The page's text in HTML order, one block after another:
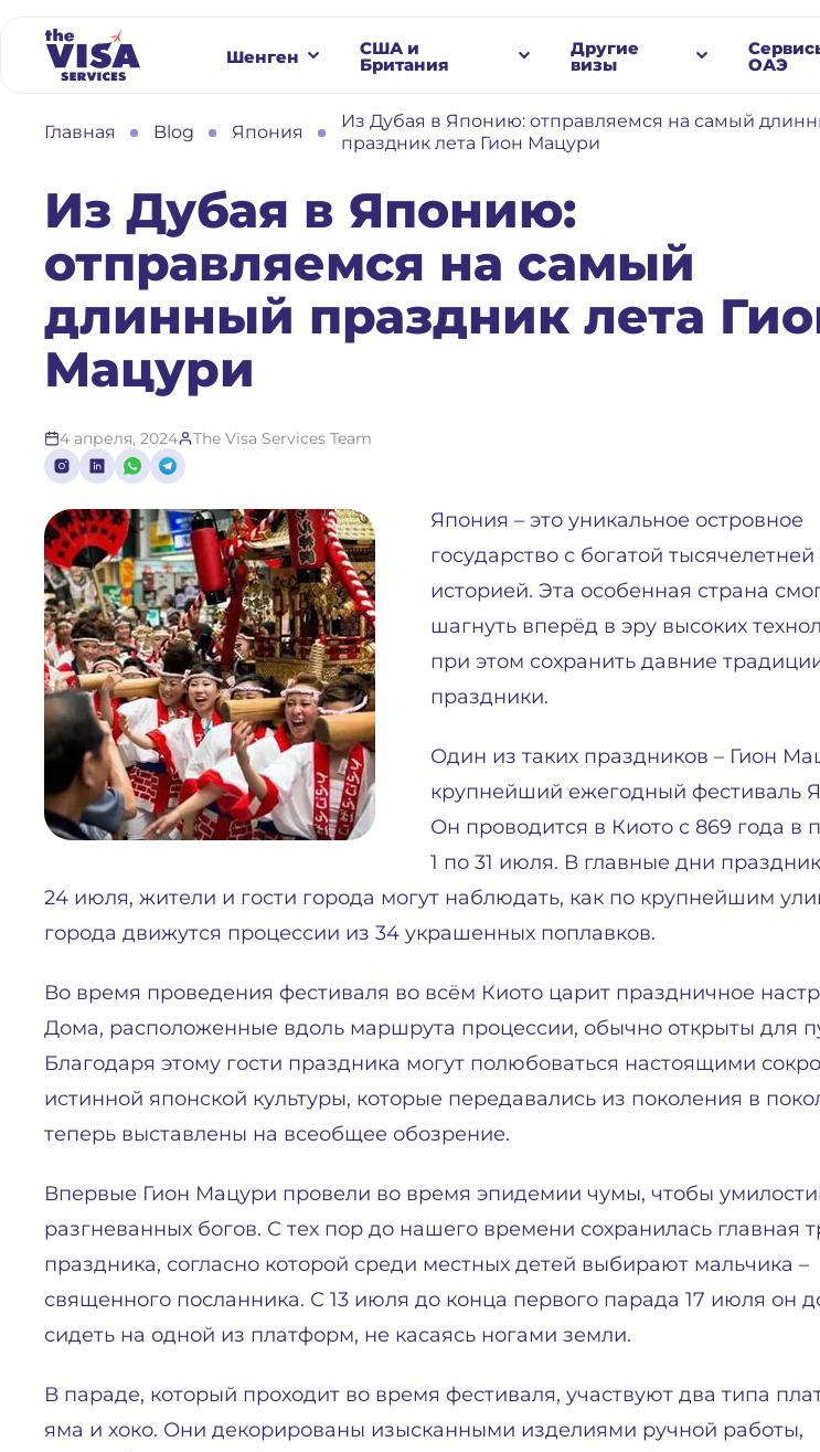
Шенген США и
Британия
Другие
визы ОАЭ
Главная Blog Япония
Из Дубая в Японию: отправляемся на самый
праздник лета Гион Мацури
Из Дубая в Японию:
отправляемся на самый
длинный праздник лета
Мацури
4 апреля, 2024 The Visa Services Team
Япония – это уникальное островное
государство с богатой тысячелетней
историей. Эта особенная страна
шагнуть вперёд в эру высоких
при этом сохранить давние
праздники.
Один из таких праздников – Гион
крупнейший ежегодный фестиваль
Он проводится в Киото с 869 года в
1 по 31 июля. В главные дни
24 июля, жители и гости города могут наблюдать, как по крупнейшим
города движутся процессии из 34 украшенных поплавков.
Во время проведения фестиваля во всём Киото царит праздничное
Дома, расположенные вдоль маршрута процессии, обычно открыты для
Благодаря этому гости праздника могут полюбоваться настоящими
истинной японской культуры, которые передавались из поколения в
теперь выставлены на всеобщее обозрение.
Впервые Гион Мацури провели во время эпидемии чумы, чтобы
разгневанных богов. С тех пор до нашего времени сохранилась главная
праздника, согласно которой среди местных детей выбирают мальчика –
священного посланника. С 13 июля до конца первого парада 17 июля он
сидеть на одной из платформ, не касаясь ногами земли.
В параде, который проходит во время фестиваля, участвуют два типа
яма и хоко. Они декорированы изысканными изделиями ручной работы,